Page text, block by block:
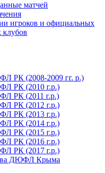
матчей
игроков и официальных
РК (2008-2009 гг. р.)
РК (2010 г.р.)
РК (2011 г.р.)
РК (2012 г.р.)
РК (2013 г.р.)
РК (2014 г.р.)
РК (2015 г.р.)
РК (2016 г.р.)
РК (2017 г.р.)
ДЮФЛ Крыма